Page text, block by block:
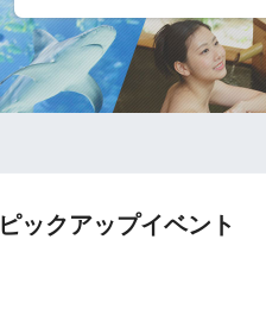
ピックアップイベント